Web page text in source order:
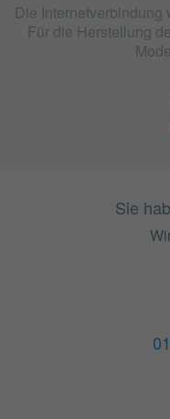
Die Internetverbindung
Für die Herstellung
Sie